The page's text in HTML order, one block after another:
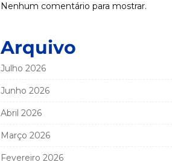
Nenhum comentário para mostrar.
Arquivo
Julho 2026
Junho 2026
Abril 2026
Março 2026
Fevereiro 2026